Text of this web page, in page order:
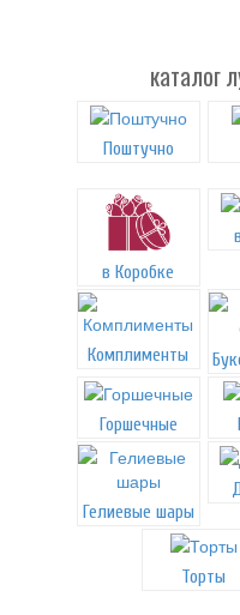
каталог
Поштучно
в Коробке
Комплименты
Горшечные
Гелиевые шары
Торты